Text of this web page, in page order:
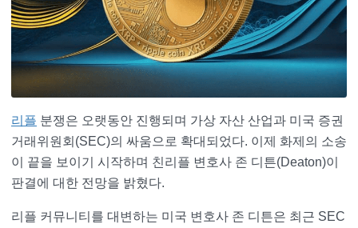
리플 분쟁은 오랫동안 진행되며 가상 자산 산업과 미국 증권
거래위원회(SEC)의 싸움으로 확대되었다. 이제 화제의 소송
이 끝을 보이기 시작하며 친리플 변호사 존 디튼(Deaton)이
판결에 대한 전망을 밝혔다.
리플 커뮤니티를 대변하는 미국 변호사 존 디튼은 최근 SEC